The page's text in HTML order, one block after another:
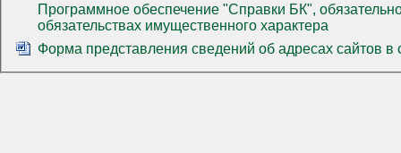
Программное обеспечение "Справки БК",
обязательствах имущественного характера
Форма представления сведений об адресах сайтов в